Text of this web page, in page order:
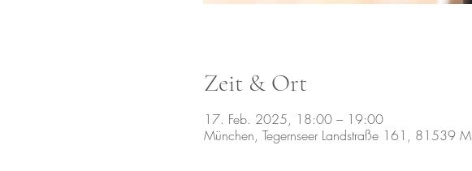
Zeit & Ort
17. Feb. 2025, 18:00 – 19:00
München, Tegernseer Landstraße 161, 81539